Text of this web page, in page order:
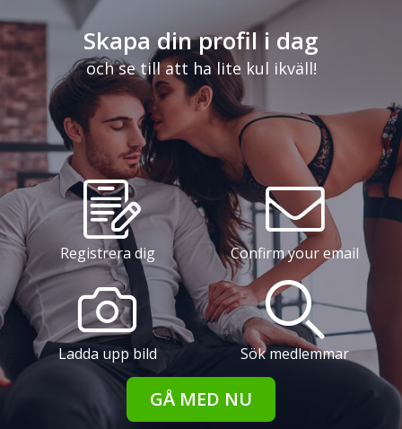
Skapa din profil i dag
och se till att ha lite kul ikväll!
Registrera dig Confirm your email
Ladda upp bild Sök medlemmar
GÅ MED NU